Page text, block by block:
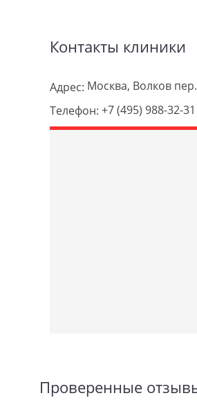
Контакты клиники
Адрес: Москва, Волков
Телефон: +7 (495) 988-32-31
Проверенные